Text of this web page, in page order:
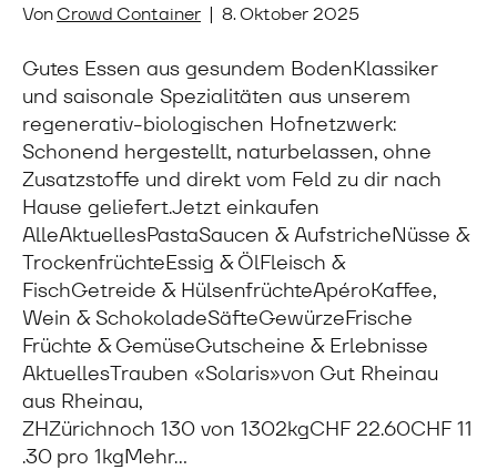
VonCrowd Container | 8. Oktober 2025
Gutes Essen aus gesundem BodenKlassiker
und saisonale Spezialitäten aus unserem
regenerativ-biologischen Hofnetzwerk:
Schonend hergestellt, naturbelassen, ohne
Zusatzstoffe und direkt vom Feld zu dir nach
Hause geliefert.Jetzt einkaufen
AlleAktuellesPastaSaucen & AufstricheNüsse &
TrockenfrüchteEssig & ÖlFleisch &
FischGetreide & HülsenfrüchteApéroKaffee,
Wein & SchokoladeSäfteGewürzeFrische
Früchte & GemüseGutscheine & Erlebnisse
AktuellesTrauben «Solaris»von Gut Rheinau
aus Rheinau,
ZHZürichnoch 130 von 1302kgCHF 22.60CHF 11
.30 pro 1kgMehr…